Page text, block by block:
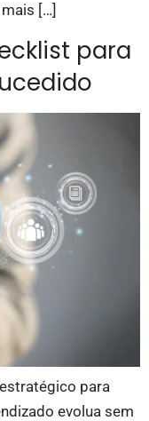
[…]
para
para
evolua sem